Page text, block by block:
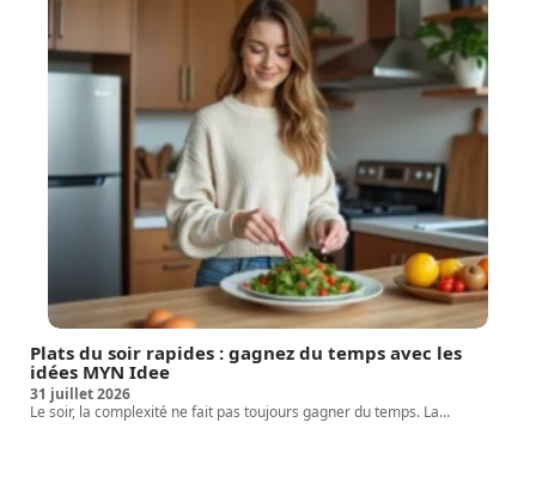
Plats du soir rapides : gagnez du temps avec les
idées MYN Idee
31 juillet 2026
Le soir, la complexité ne fait pas toujours gagner du temps. La…